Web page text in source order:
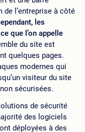
de l’entreprise à côté
les
que l’on appelle
du site est
quelques pages.
modernes qui
visiteur du site
sécurisées.
de sécurité
des logiciels
déployées à des